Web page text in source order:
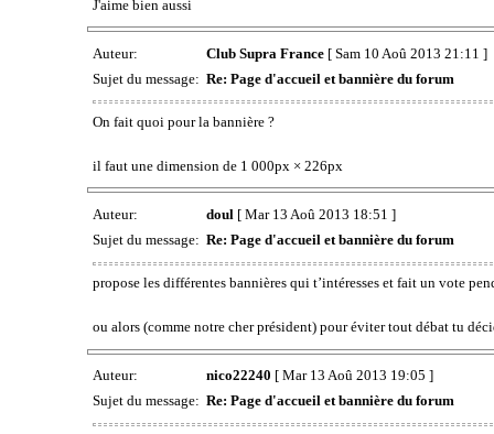
J'aime bien aussi
Auteur: Club Supra France[ Sam 10 Aoû 2013 21:11 ]
Sujet du message: Re: Page d'accueil et bannière du forum
On fait quoi pour la bannière ?
il faut une dimension de 1 000px × 226px
Auteur: doul [ Mar 13 Aoû 2013 18:51 ]
Sujet du message: Re: Page d'accueil et bannière du forum
propose les différentes bannières qui t’intéresses et fait un vote
ou alors (comme notre cher président) pour éviter tout débat tu
Auteur: nico22240 [ Mar 13 Aoû 2013 19:05 ]
Sujet du message: Re: Page d'accueil et bannière du forum